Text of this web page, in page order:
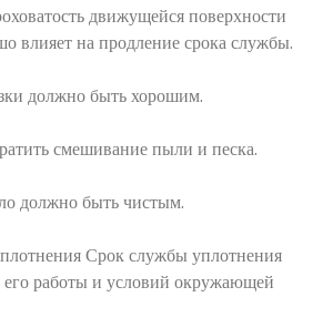
движущейся поверхности
влияет на продление срока службы.
должно быть хорошим.
смешивание пыли и песка.
должно быть чистым.
Срок службы уплотнения
его работы и условий окружающей